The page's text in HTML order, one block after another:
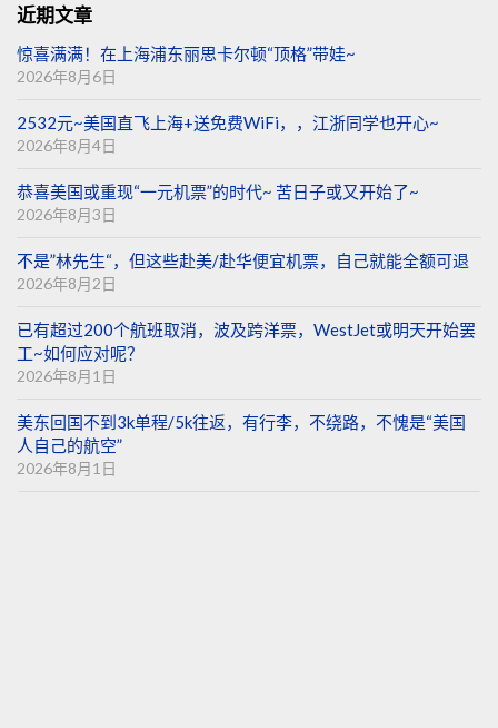
近期文章
惊喜满满！在上海浦东丽思卡尔顿“顶格”带娃~
2026年8月6日
2532元~美国直飞上海+送免费WiFi，，江浙同学也开心~
2026年8月4日
恭喜美国或重现“一元机票”的时代~ 苦日子或又开始了~
2026年8月3日
不是”林先生“，但这些赴美/赴华便宜机票，自己就能全额可退
2026年8月2日
已有超过200个航班取消，波及跨洋票，WestJet或明天开始罢
工~如何应对呢？
2026年8月1日
美东回国不到3k单程/5k往返，有行李，不绕路，不愧是“美国
人自己的航空”
2026年8月1日